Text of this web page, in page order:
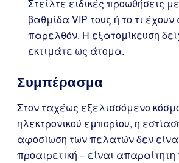
Στείλτε ειδικές προωθήσεις
βαθμίδα VIP τους ή το τι
παρελθόν. Η εξατομίκευση
εκτιμάτε ως άτομα.
Συμπέρασμα
Στον ταχέως εξελισσόμενο
ηλεκτρονικού εμπορίου, η
αφοσίωση των πελατών δεν
προαιρετική – είναι απαραίτητη